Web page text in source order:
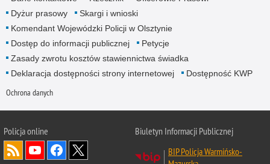
Dyżur prasowy
Skargi i wnioski
Komendant Wojewódzki Policji w Olsztynie
Dostęp do informacji publicznej
Petycje
Zasady zwrotu kosztów stawiennictwa świadka
Deklaracja dostępności strony internetowej
Dostępność KWP
Ochrona danych
Policja online
Biuletyn Informacji Publicznej
BIP Policja Warmińsko-